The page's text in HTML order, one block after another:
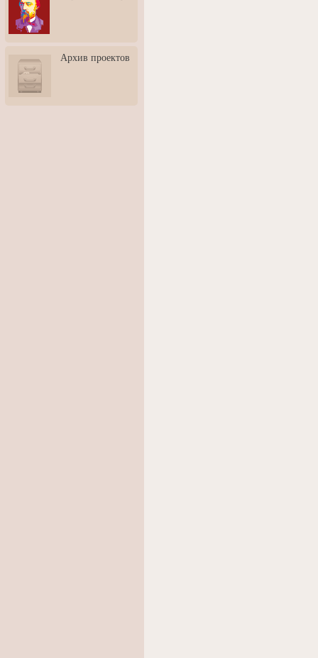
3: Обусловленности
человека и их влияние на
карьеру
скульптором Дмитрием
Тугариновым
АртБульвар в День города
Архив проектов